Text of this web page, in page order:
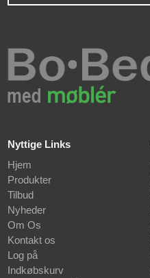
Nyttige Links
Hjem
Produkter
Tilbud
Nyheder
Om Os
Kontakt os
Log på
Indkøbskurv